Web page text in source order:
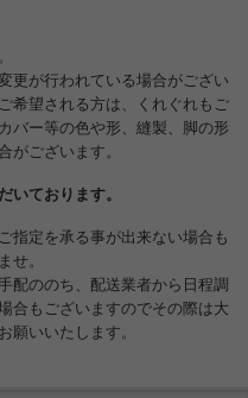
更が行われている場合がござい
希望される方は、くれぐれもご
バー等の色や形、縫製、脚の形
がございます。
いております。
指定を承る事が出来ない場合も
せ。
配ののち、配送業者から日程調
合もございますのでその際は大
願いいたします。